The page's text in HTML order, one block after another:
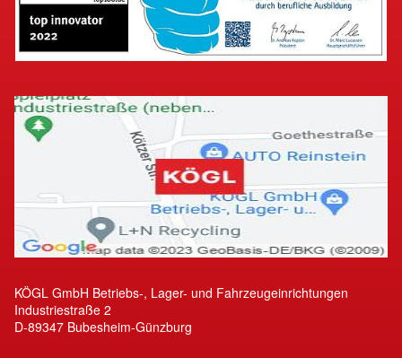
KÖGL GmbH Betriebs-, Lager- und Fahrzeugeinrichtungen
Industriestraße 2
D-89347 Bubesheim-Günzburg